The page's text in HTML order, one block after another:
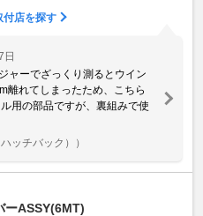
付店を探す
日
ャーでざっくり測るとウイン
離れてしまったため、こちら
用の部品ですが、裏組みで使
ッチバック））
ーASSY(6MT)